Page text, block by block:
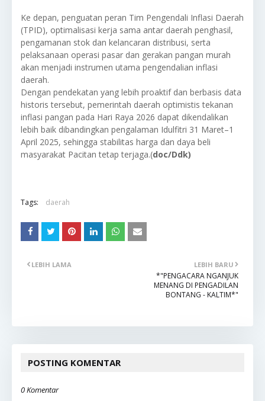
Ke depan, penguatan peran Tim Pengendali Inflasi Daerah
(TPID), optimalisasi kerja sama antar daerah penghasil,
pengamanan stok dan kelancaran distribusi, serta
pelaksanaan operasi pasar dan gerakan pangan murah
akan menjadi instrumen utama pengendalian inflasi
daerah.
Dengan pendekatan yang lebih proaktif dan berbasis data
historis tersebut, pemerintah daerah optimistis tekanan
inflasi pangan pada Hari Raya 2026 dapat dikendalikan
lebih baik dibandingkan pengalaman Idulfitri 31 Maret–1
April 2025, sehingga stabilitas harga dan daya beli
masyarakat Pacitan tetap terjaga.(doc/Ddk)
Tags: daerah
LEBIH BARU
*"PENGACARA NGANJUK
MENANG DI PENGADILAN
BONTANG - KALTIM*"
LEBIH LAMA
POSTING KOMENTAR
0 Komentar